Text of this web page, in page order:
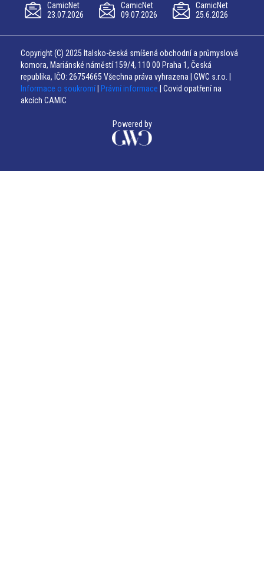
CamicNet
23.07.2026
CamicNet
09.07.2026
CamicNet
25.6.2026
Copyright (C) 2025 Italsko-česká smíšená obchodní a průmyslová
komora, Mariánské náměstí 159/4, 110 00 Praha 1, Česká
republika, IČO: 26754665 Všechna práva vyhrazena | GWC s.r.o. |
Informace o soukromí
Právní informace | Covid opatření na
akcích CAMIC
Powered by